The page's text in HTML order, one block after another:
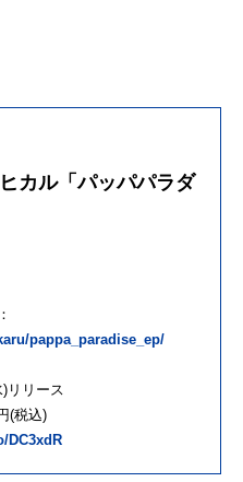
カル「パッパパラダ
pappa_paradise_ep/
リリース
(税込)
DC3xdR